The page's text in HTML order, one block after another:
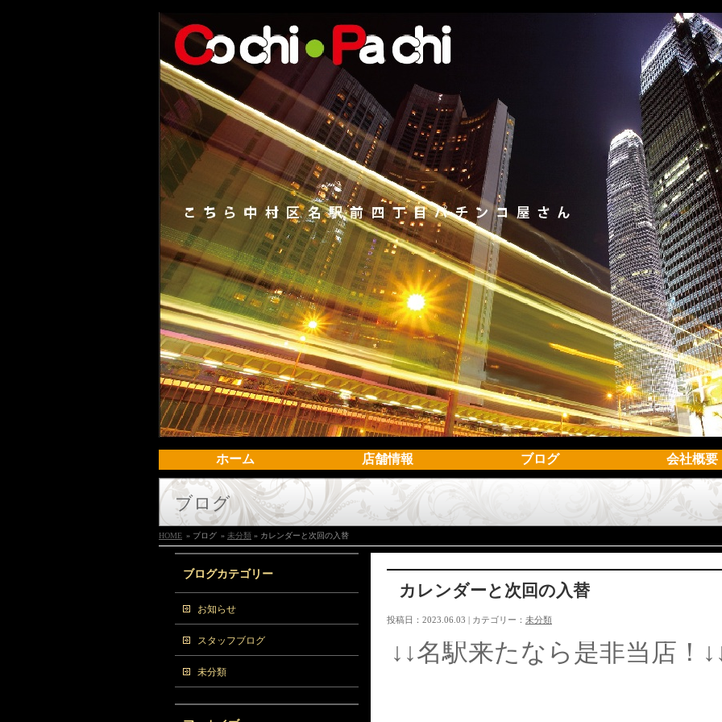
ホーム 店舗情報 ブログ 会社概要
ブログ
HOME » ブログ » 未分類 » カレンダーと次回の入替
カレンダーと次回の入替
投稿日：2023.06.03 | カテゴリー： 未分類
↓↓名駅来たなら是非当店！
ブログカテゴリー
お知らせ
スタッフブログ
未分類